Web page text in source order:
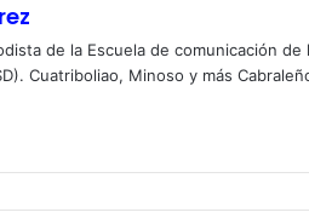
de la Escuela de comunicación
Cuatriboliao, Minoso y más